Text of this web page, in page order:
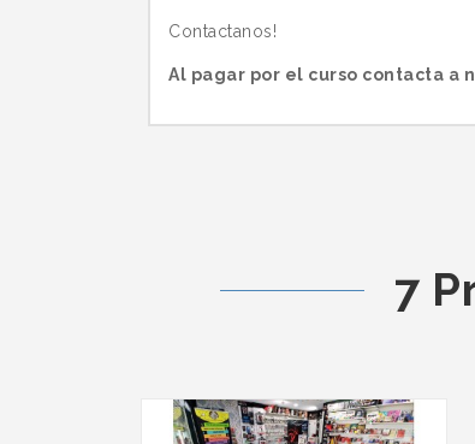
Contactanos!
Al pagar por el curso contacta a
7